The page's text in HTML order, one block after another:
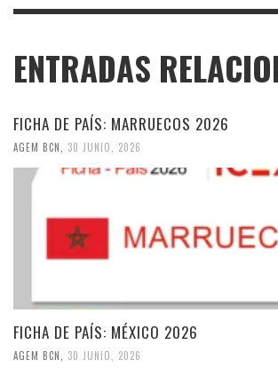
ENTRADAS
FICHA DE PAÍS: MARRUECOS 2026
AGEM BCN 30 JUNIO, 2026
FICHA DE PAÍS: MÉXICO 2026
AGEM BCN 30 JUNIO, 2026